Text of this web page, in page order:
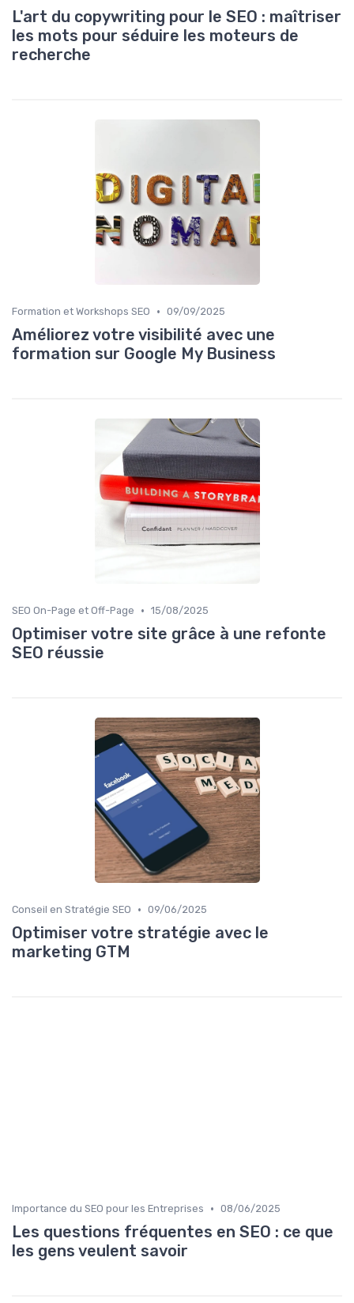
L'art du copywriting pour le SEO : maîtriser
les mots pour séduire les moteurs de
recherche
Formation et Workshops SEO • 09/09/2025
Améliorez votre visibilité avec une
formation sur Google My Business
SEO On-Page et Off-Page • 15/08/2025
Optimiser votre site grâce à une refonte
SEO réussie
Conseil en Stratégie SEO • 09/06/2025
Optimiser votre stratégie avec le
marketing GTM
Importance du SEO pour les Entreprises • 08/06/2025
Les questions fréquentes en SEO : ce que
les gens veulent savoir